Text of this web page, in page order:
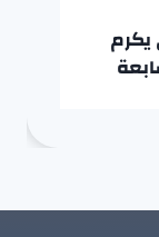
يكرم